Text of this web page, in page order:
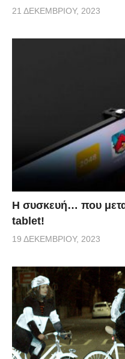
21 ΔΕΚΕΜΒΡΊΟΥ, 2023
Η συσκευή… που
tablet!
19 ΔΕΚΕΜΒΡΊΟΥ, 2023